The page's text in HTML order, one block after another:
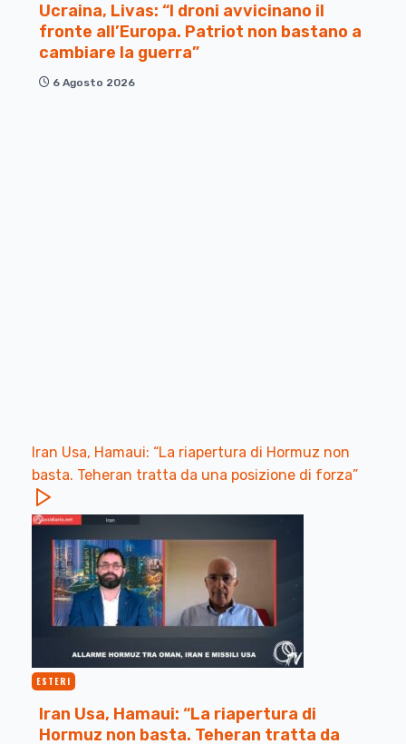
Ucraina, Livas: “I droni avvicinano il
fronte all’Europa. Patriot non bastano a
cambiare la guerra”
6 Agosto 2026
Iran Usa, Hamaui: “La riapertura di Hormuz non
basta. Teheran tratta da una posizione di forza”
ESTERI
Iran Usa, Hamaui: “La riapertura di
Hormuz non basta. Teheran tratta da